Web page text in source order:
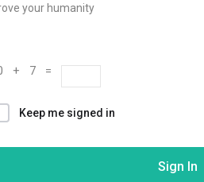
your humanity
+ 7 =
Keep me signed in
Sign In